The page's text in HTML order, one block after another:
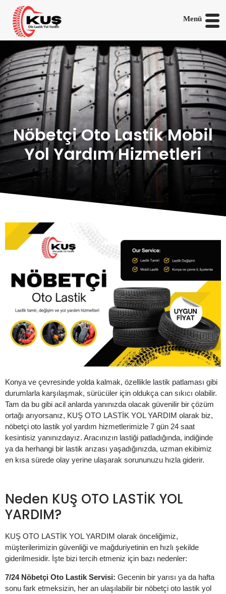
Nöbetçi Oto Lastik Mobil
Yol Yardım Hizmetleri
Konya ve çevresinde yolda kalmak, özellikle lastik patlaması gibi
durumlarla karşılaşmak, sürücüler için oldukça can sıkıcı olabilir.
Tam da bu gibi acil anlarda yanınızda olacak güvenilir bir çözüm
ortağı arıyorsanız, KUŞ OTO LASTİK YOL YARDIM olarak biz,
nöbetçi oto lastik yol yardım hizmetlerimizle 7 gün 24 saat
kesintisiz yanınızdayız. Aracınızın lastiği patladığında, indiğinde
ya da herhangi bir lastik arızası yaşadığınızda, uzman ekibimiz
en kısa sürede olay yerine ulaşarak sorununuzu hızla giderir.
Neden KUŞ OTO LASTİK YOL
YARDIM?
KUŞ OTO LASTİK YOL YARDIM olarak önceliğimiz,
müşterilerimizin güvenliği ve mağduriyetinin en hızlı şekilde
giderilmesidir. İşte bizi tercih etmeniz için bazı nedenler:
7/24 Nöbetçi Oto Lastik Servisi: Gecenin bir yarısı ya da hafta
sonu fark etmeksizin, her an ulaşılabilir bir nöbetçi oto lastik yol
Menü